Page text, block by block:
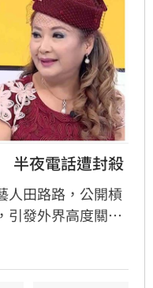
半夜電話遭封殺
人田路路，公開槓
引發外界高度關
一曲紅遍大街小